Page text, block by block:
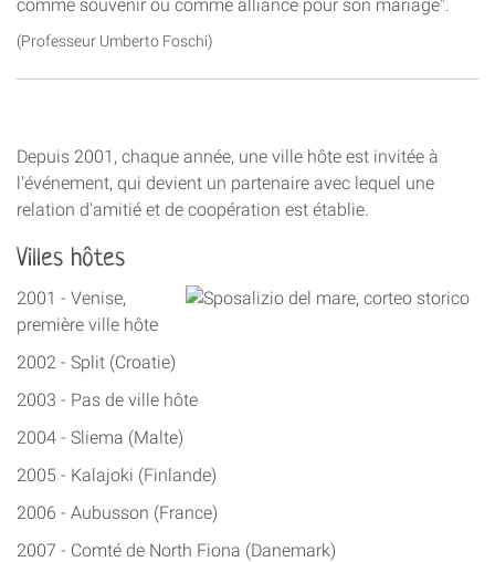
comme souvenir ou comme alliance pour son mariage".
(Professeur Umberto Foschi)
Depuis 2001, chaque année, une ville hôte est invitée à
l'événement, qui devient un partenaire avec lequel une
relation d'amitié et de coopération est établie.
Villes hôtes
2001 - Venise,
première ville hôte
2002 - Split (Croatie)
2003 - Pas de ville hôte
2004 - Sliema (Malte)
2005 - Kalajoki (Finlande)
2006 - Aubusson (France)
2007 - Comté de North Fiona (Danemark)